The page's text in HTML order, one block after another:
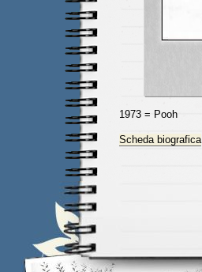
1973 = Pooh
Scheda biografica